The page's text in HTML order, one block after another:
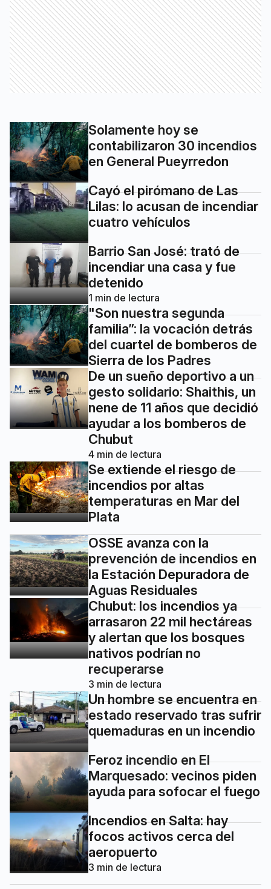
Solamente hoy se
contabilizaron 30 incendios
en General Pueyrredon
Cayó el pirómano de Las
Lilas: lo acusan de incendiar
cuatro vehículos
Barrio San José: trató de
incendiar una casa y fue
detenido
1 min de lectura
"Son nuestra segunda
familia”: la vocación detrás
del cuartel de bomberos de
Sierra de los Padres
De un sueño deportivo a un
gesto solidario: Shaithis, un
nene de 11 años que decidió
ayudar a los bomberos de
Chubut
4 min de lectura
Se extiende el riesgo de
incendios por altas
temperaturas en Mar del
Plata
OSSE avanza con la
prevención de incendios en
la Estación Depuradora de
Aguas Residuales
Chubut: los incendios ya
arrasaron 22 mil hectáreas
y alertan que los bosques
nativos podrían no
recuperarse
3 min de lectura
Un hombre se encuentra en
estado reservado tras sufrir
quemaduras en un incendio
Feroz incendio en El
Marquesado: vecinos piden
ayuda para sofocar el fuego
Incendios en Salta: hay
focos activos cerca del
aeropuerto
3 min de lectura